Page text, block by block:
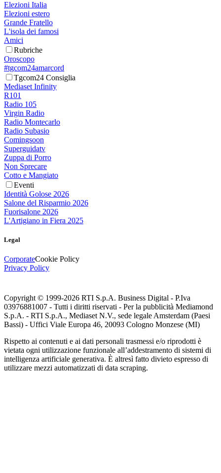
Elezioni Italia
Elezioni estero
Grande Fratello
L'isola dei famosi
Amici
Rubriche
Oroscopo
#tgcom24amarcord
Tgcom24 Consiglia
Mediaset Infinity
R101
Radio 105
Virgin Radio
Radio Montecarlo
Radio Subasio
Comingsoon
Superguidatv
Zuppa di Porro
Non Sprecare
Cotto e Mangiato
Eventi
Identità Golose 2026
Salone del Risparmio 2026
Fuorisalone 2026
L'Artigiano in Fiera 2025
Legal
CorporateCookie Policy
Privacy Policy
Copyright © 1999-2026 RTI S.p.A. Business Digital - P.Iva
03976881007 - Tutti i diritti riservati - Per la pubblicità Mediamond
S.p.A. - RTI S.p.A., Mediaset N.V., sede legale Amsterdam (Paesi
Bassi) - Uffici Viale Europa 46, 20093 Cologno Monzese (MI)
Rispetto ai contenuti e ai dati personali trasmessi e/o riprodotti è
vietata ogni utilizzazione funzionale all’addestramento di sistemi di
intelligenza artificiale generativa. È altresì fatto divieto espresso di
utilizzare mezzi automatizzati di data scraping.